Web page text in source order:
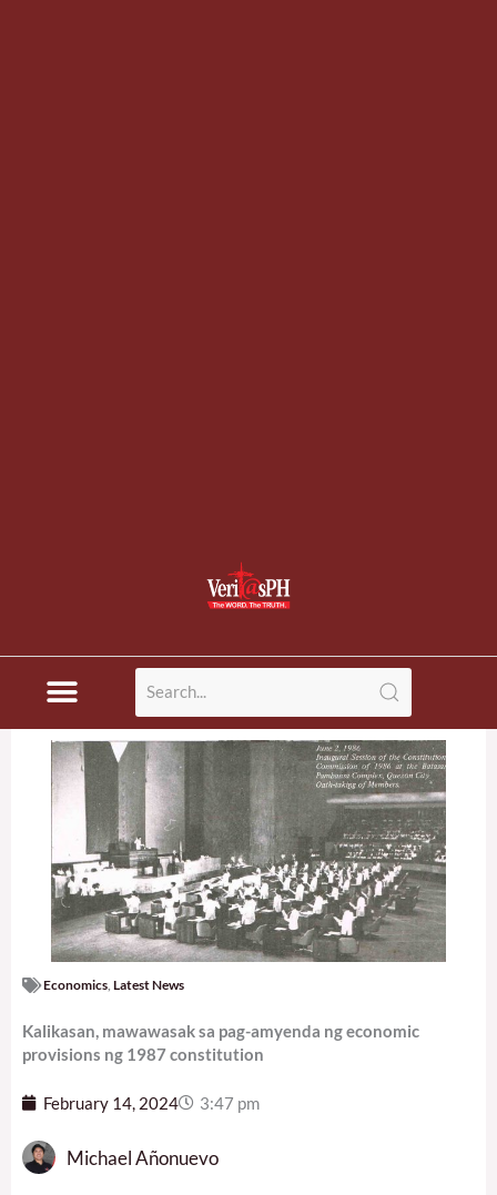
Economics Latest News
Kalikasan, mawawasak sa pag-amyenda ng economic
provisions ng 1987 constitution
February 14, 2024 3:47 pm
Michael Añonuevo